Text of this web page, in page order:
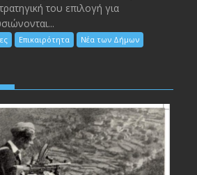
του επιλογή για
Επικαιρότητα Νέα των Δήμων